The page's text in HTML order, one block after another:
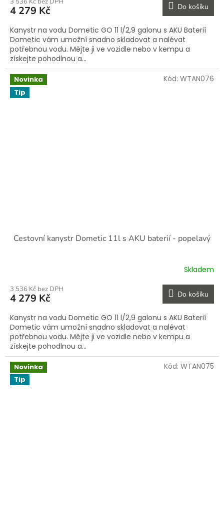
4 279 Kč Do košíku
Kanystr na vodu Dometic GO 11 l/2,9 galonu s AKU Baterií
Dometic vám umožní snadno skladovat a nalévat
potřebnou vodu. Mějte ji ve vozidle nebo v kempu a
získejte pohodlnou a...
Novinka
Tip
Cestovní kanystr Dometic 11l s AKU baterií - popelavý
Skladem
3 536 Kč bez DPH
4 279 Kč Do košíku
Kanystr na vodu Dometic GO 11 l/2,9 galonu s AKU Baterií
Dometic vám umožní snadno skladovat a nalévat
potřebnou vodu. Mějte ji ve vozidle nebo v kempu a
získejte pohodlnou a...
Kód: WTAN076
Novinka
Tip
Kód: WTAN075